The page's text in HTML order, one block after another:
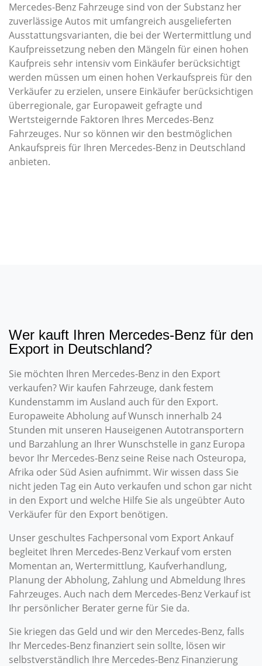
Mercedes-Benz Fahrzeuge sind von der Substanz her
zuverlässige Autos mit umfangreich ausgelieferten
Ausstattungsvarianten, die bei der Wertermittlung und
Kaufpreissetzung neben den Mängeln für einen hohen
Kaufpreis sehr intensiv vom Einkäufer berücksichtigt
werden müssen um einen hohen Verkaufspreis für den
Verkäufer zu erzielen, unsere Einkäufer berücksichtigen
überregionale, gar Europaweit gefragte und
Wertsteigernde Faktoren Ihres Mercedes-Benz
Fahrzeuges. Nur so können wir den bestmöglichen
Ankaufspreis für Ihren Mercedes-Benz in Deutschland
anbieten.
Wer kauft Ihren Mercedes-Benz für den
Export in Deutschland?
Sie möchten Ihren Mercedes-Benz in den Export
verkaufen? Wir kaufen Fahrzeuge, dank festem
Kundenstamm im Ausland auch für den Export.
Europaweite Abholung auf Wunsch innerhalb 24
Stunden mit unseren Hauseigenen Autotransportern
und Barzahlung an Ihrer Wunschstelle in ganz Europa
bevor Ihr Mercedes-Benz seine Reise nach Osteuropa,
Afrika oder Süd Asien aufnimmt. Wir wissen dass Sie
nicht jeden Tag ein Auto verkaufen und schon gar nicht
in den Export und welche Hilfe Sie als ungeübter Auto
Verkäufer für den Export benötigen.
Unser geschultes Fachpersonal vom Export Ankauf
begleitet Ihren Mercedes-Benz Verkauf vom ersten
Momentan an, Wertermittlung, Kaufverhandlung,
Planung der Abholung, Zahlung und Abmeldung Ihres
Fahrzeuges. Auch nach dem Mercedes-Benz Verkauf ist
Ihr persönlicher Berater gerne für Sie da.
Sie kriegen das Geld und wir den Mercedes-Benz, falls
Ihr Mercedes-Benz finanziert sein sollte, lösen wir
selbstverständlich Ihre Mercedes-Benz Finanzierung